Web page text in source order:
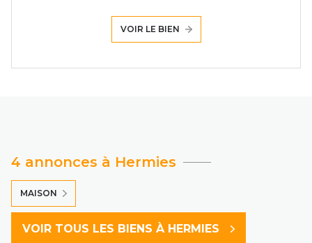
VOIR LE BIEN
4 annonces à Hermies
MAISON
VOIR TOUS LES BIENS À HERMIES